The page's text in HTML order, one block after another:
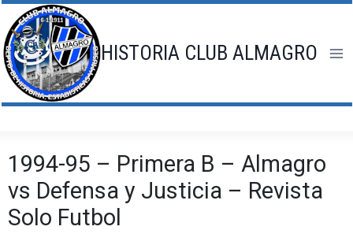
Saltar
al
contenido
HISTORIA CLUB ALMAGRO
1994-95 – Primera B – Almagro
vs Defensa y Justicia – Revista
Solo Futbol